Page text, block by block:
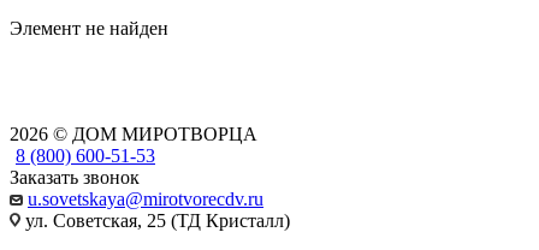
Элемент не найден
2026 © ДОМ МИРОТВОРЦА
8 (800) 600-51-53
Заказать звонок
u.sovetskaya@mirotvorecdv.ru
ул. Советская, 25 (ТД Кристалл)